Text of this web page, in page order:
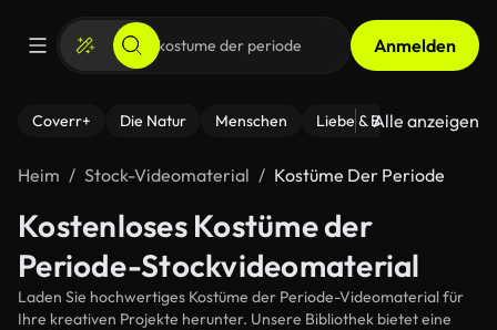
Anmelden
Coverr+ Die Natur Menschen Liebe & Beziehungen
Alle anzeigen
Heim Stock-Videomaterial Kostüme Der Periode
Kostenloses Kostüme der
Periode-Stockvideomaterial
Laden Sie hochwertiges Kostüme der Periode-Videomaterial für
Ihre kreativen Projekte herunter. Unsere Bibliothek bietet eine